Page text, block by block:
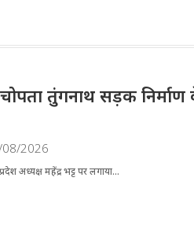
तुंगनाथ सड़क
2026
अध्यक्ष महेंद्र भट्ट पर लगाया...